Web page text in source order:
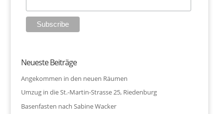
Neueste Beiträge
Angekommen in den neuen Räumen
Umzug in die St.-Martin-Strasse 25, Riedenburg
Basenfasten nach Sabine Wacker